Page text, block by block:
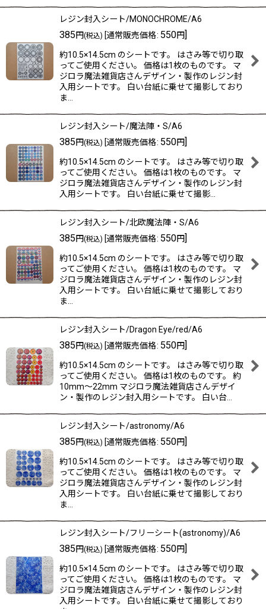
レジン封入シート/MONOCHROME/A6
385円(税込) [通常販売価格: 550円]
約10.5×14.5cm のシートです。 はさみ等で切り取
ってご使用ください。 価格は1枚のものです。 マ
ジロラ魔法雑貨店さんデザイン・製作のレジン封
入用シートです。 白い台紙に乗せて撮影しており
ま…
レジン封入シート/魔法陣・S/A6
385円(税込) [通常販売価格: 550円]
約10.5×14.5cm のシートです。 はさみ等で切り取
ってご使用ください。 価格は1枚のものです。 マ
ジロラ魔法雑貨店さんデザイン・製作のレジン封
入用シートです。 白い台紙に乗せて撮影…
レジン封入シート/北欧魔法陣・S/A6
385円(税込) [通常販売価格: 550円]
約10.5×14.5cm のシートです。 はさみ等で切り取
ってご使用ください。 価格は1枚のものです。 マ
ジロラ魔法雑貨店さんデザイン・製作のレジン封
入用シートです。 白い台紙に乗せて撮影しており
ま…
レジン封入シート/Dragon Eye/red/A6
385円(税込) [通常販売価格: 550円]
約10.5×14.5cm のシートです。 はさみ等で切り取
ってご使用ください。 価格は1枚のものです。 約
10mm〜22mm マジロラ魔法雑貨店さんデザイ
ン・製作のレジン封入用シートです。 白い台…
レジン封入シート/astronomy/A6
385円(税込) [通常販売価格: 550円]
約10.5×14.5cm のシートです。 はさみ等で切り取
ってご使用ください。 価格は1枚のものです。 マ
ジロラ魔法雑貨店さんデザイン・製作のレジン封
入用シートです。 白い台紙に乗せて撮影しており
ま…
レジン封入シート/フリーシート(astronomy)/A6
385円(税込) [通常販売価格: 550円]
約10.5×14.5cm のシートです。 はさみ等で切り取
ってご使用ください。 価格は1枚のものです。 マ
ジロラ魔法雑貨店さんデザイン・製作のレジン封
入用シートです。 白い台紙に乗せて撮影しており